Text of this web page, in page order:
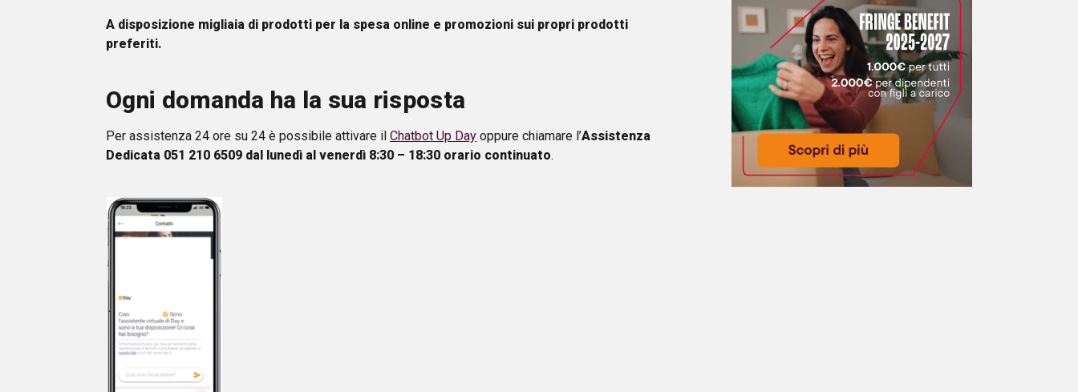
A disposizione migliaia di prodotti per la spesa online e promozioni sui propri prodotti
preferiti.
Ogni domanda ha la sua risposta
Per assistenza 24 ore su 24 è possibile attivare il Chatbot Up Day oppure chiamare l’Assistenza
Dedicata 051 210 6509 dal lunedì al venerdì 8:30 – 18:30 orario continuato.